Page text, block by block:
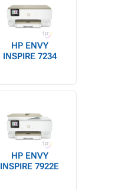
HP ENVY
INSPIRE 7234
HP ENVY
INSPIRE 7922E